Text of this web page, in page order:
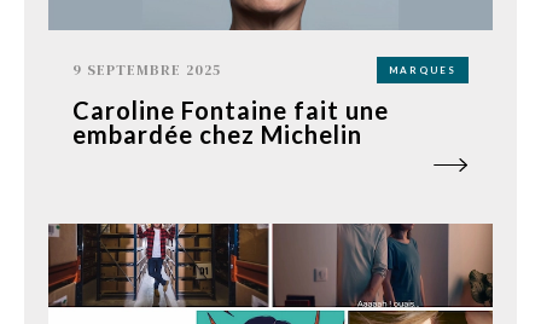
9 SEPTEMBRE 2025 MARQUES
Caroline Fontaine fait une
embardée chez Michelin